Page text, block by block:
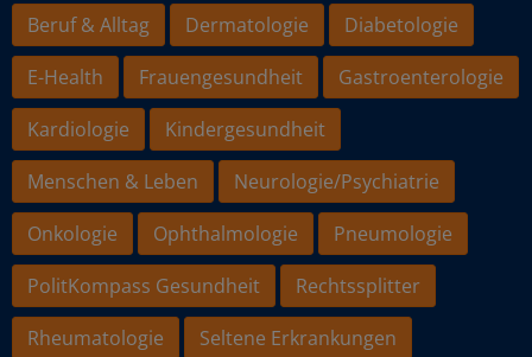
Beruf & Alltag
Dermatologie
Diabetologie
E-Health
Frauengesundheit
Gastroenterologie
Kardiologie
Kindergesundheit
Menschen & Leben
Neurologie/Psychiatrie
Onkologie
Ophthalmologie
Pneumologie
PolitKompass Gesundheit
Rechtssplitter
Rheumatologie
Seltene Erkrankungen